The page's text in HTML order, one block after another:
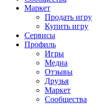
Маркет
Продать игру
Купить игру
Сервисы
Профиль
Игры
Медиа
Отзывы
Друзья
Маркет
Сообщества